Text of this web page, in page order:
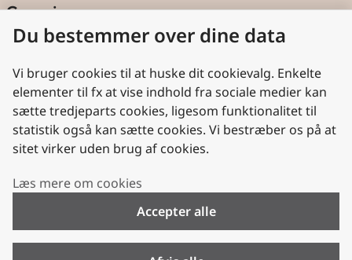
Genveje
Cookies
Aktindsigt
Persondatabeskyttelse
Nyttige links
Plan- og Landdistriktsstyrelsen
Folkekirken.dk
Du bestemmer over dine data
Vi bruger cookies til at huske dit cookievalg. Enkelte
elementer til fx at vise indhold fra sociale medier kan
sætte tredjeparts cookies, ligesom funktionalitet til
statistik også kan sætte cookies. Vi bestræber os på at
sitet virker uden brug af cookies.
Læs mere om cookies
Accepter alle